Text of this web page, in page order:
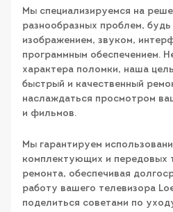
Мы специализируемся на
разнообразных проблем,
изображением, звуком,
программным обеспечением.
характера поломки, наша
быстрый и качественный
наслаждаться просмотром
и фильмов.
Мы гарантируем
комплектующих и передовых
ремонта, обеспечивая
работу вашего телевизора
поделиться советами по